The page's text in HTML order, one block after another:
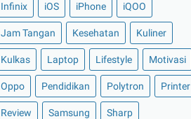
Infinix iOS iPhone iQOO
Jam Tangan Kesehatan Kuliner
Kulkas Laptop Lifestyle Motivasi
Oppo Pendidikan Polytron Printer
Review Samsung Sharp